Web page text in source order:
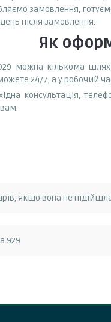
замовлення,
після замовлення.
Як
можна кількома
24/7, а у робочий
консультація,
якщо вона не
необхідно
929